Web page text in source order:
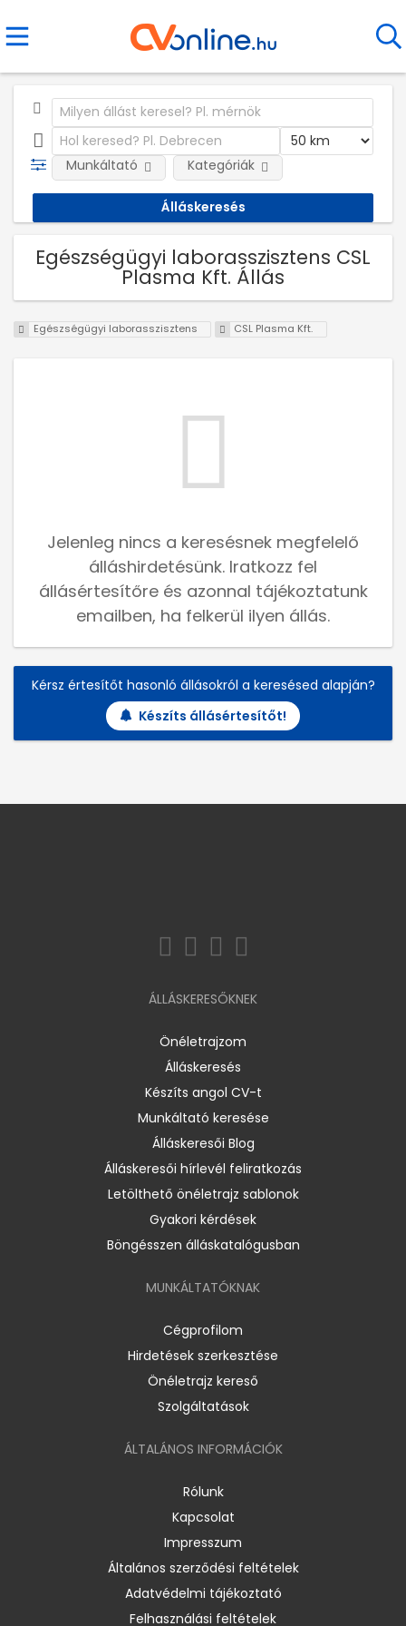
Munkáltató Kategóriák
Egészségügyi laborasszisztens CSL
Plasma Kft. Állás
Egészségügyi laborasszisztens CSL Plasma Kft.
Jelenleg nincs a keresésnek megfelelő
álláshirdetésünk. Iratkozz fel
állásértesítőre és azonnal tájékoztatunk
emailben, ha felkerül ilyen állás.
Kérsz értesítőt hasonló állásokról a keresésed alapján?
Készíts állásértesítőt!
ÁLLÁSKERESŐKNEK
Önéletrajzom
Álláskeresés
Készíts angol CV-t
Munkáltató keresése
Álláskeresői Blog
Álláskeresői hírlevél feliratkozás
Letölthető önéletrajz sablonok
Gyakori kérdések
Böngésszen álláskatalógusban
MUNKÁLTATÓKNAK
Cégprofilom
Hirdetések szerkesztése
Önéletrajz kereső
Szolgáltatások
ÁLTALÁNOS INFORMÁCIÓK
Rólunk
Kapcsolat
Impresszum
Általános szerződési feltételek
Adatvédelmi tájékoztató
Felhasználási feltételek